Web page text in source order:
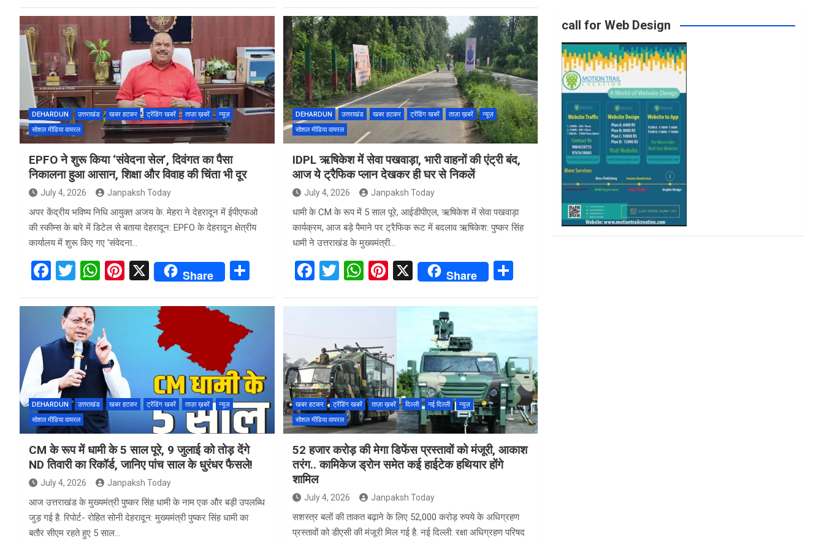
ce
b
o
o
k
tt
er
at
s
A
p
p
er
es
t
ar
ce
b
o
o
k
tt
er
at
s
A
p
p
er
es
t
ar
e
DEHARDUN उत्तराखंड खबर हटकर ट्रेंडिंग खबरें ताज़ा ख़बरें
न्यूज़
सोशल मीडिया वायरल
EPFO ने शुरू किया ‘संवेदना सेल’, दिवंगत का पैसा
निकालना हुआ आसान, शिक्षा और विवाह की चिंता भी दूर
July 4, 2026 Janpaksh Today
अपर केंद्रीय भविष्य निधि आयुक्त अजय के. मेहरा ने देहरादून में ईपीएफओ
की स्कीम्स के बारे में डिटेल से बताया देहरादून: EPFO के देहरादून क्षेत्रीय
कार्यालय में शुरू किए गए ‘संवेदना…
F
ce
b
o
k
T
tt
er
W
at
s
A
p
p
Pi
er
X Share
ar
e
DEHARDUN उत्तराखंड खबर हटकर ट्रेंडिंग खबरें ताज़ा ख़बरें
न्यूज़
सोशल मीडिया वायरल
IDPL ऋषिकेश में सेवा पखवाड़ा, भारी वाहनों की एंट्री बंद,
आज ये ट्रैफिक प्लान देखकर ही घर से निकलें
July 4, 2026 Janpaksh Today
धामी के CM के रूप में 5 साल पूरे, आईडीपीएल, ऋषिकेश में सेवा पखवाड़ा
कार्यक्रम, आज बड़े पैमाने पर ट्रैफिक रूट में बदलाव ऋषिकेश: पुष्कर सिंह
धामी ने उत्तराखंड के मुख्यमंत्री…
F
ce
o
o
k
T
tt
W
at
A
p
p
Pi
er
t
X Share
S
ar
DEHARDUN उत्तराखंड खबर हटकर ट्रेंडिंग खबरें ताज़ा ख़बरें
न्यूज़
सोशल मीडिया वायरल
CM के रूप में धामी के 5 साल पूरे, 9 जुलाई को तोड़ देंगे
ND तिवारी का रिकॉर्ड, जानिए पांच साल के धुरंधर फैसले!
July 4, 2026 Janpaksh Today
आज उत्तराखंड के मुख्यमंत्री पुष्कर सिंह धामी के नाम एक और बड़ी उपलब्धि
जुड़ गई है. रिपोर्ट- रोहित सोनी देहरादून: मुख्यमंत्री पुष्कर सिंह धामी का
बतौर सीएम रहते हुए 5 साल…
खबर हटकर ट्रेंडिंग खबरें ताज़ा ख़बरें दिल्ली नई दिल्ली
न्यूज़
सोशल मीडिया वायरल
52 हजार करोड़ की मेगा डिफेंस प्रस्तावों को मंजूरी, आकाश
तरंग.. कामिकेज ड्रोन समेत कई हाईटेक हथियार होंगे
शामिल
July 4, 2026 Janpaksh Today
सशस्त्र बलों की ताकत बढ़ाने के लिए 52,000 करोड़ रुपये के अधिग्रहण
प्रस्तावों को डीएसी की मंजूरी मिल गई है. नई दिल्ली: रक्षा अधिग्रहण परिषद
o
k
r
a
m
call for Web Design